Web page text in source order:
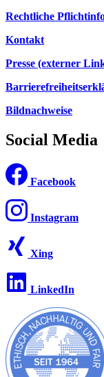
Rechtliche
Kontakt
Presse (externer
Bildnachweise
Social Media
Facebook
Instagram
Xing
LinkedIn